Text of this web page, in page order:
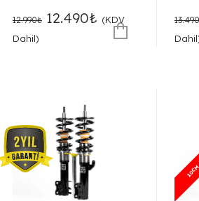
12.990₺ Orijinal
12.490₺Şu
andaki
(KDV
Dahil)
13.490